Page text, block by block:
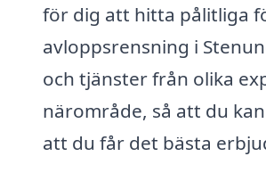
för dig att hitta pålitliga
avloppsrensning i
och tjänster från olika
närområde, så att du
att du får det bästa